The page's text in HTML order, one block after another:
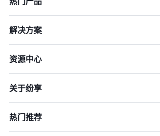
解决方案
资源中心
关于纷享
热门推荐